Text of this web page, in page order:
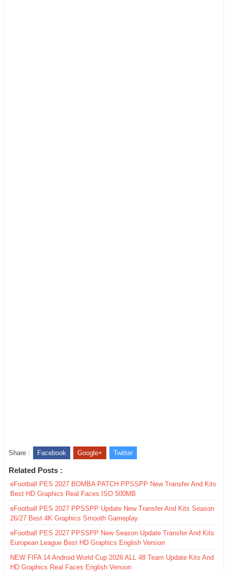
Share : Facebook Google+ Twitter
Related Posts :
eFootball PES 2027 BOMBA PATCH PPSSPP New Transfer And Kits
Best HD Graphics Real Faces ISO 500MB
eFootball PES 2027 PPSSPP Update New Transfer And Kits Season
26/27 Best 4K Graphics Smooth Gameplay
eFootball PES 2027 PPSSPP New Season Update Transfer And Kits
European League Best HD Graphics English Version
NEW FIFA 14 Android World Cup 2026 ALL 48 Team Update Kits And
HD Graphics Real Faces English Version